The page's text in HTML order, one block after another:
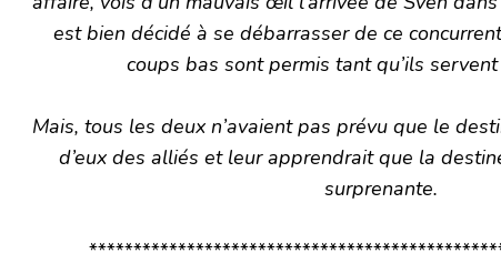
est bien décidé à se débarrasser de ce
coups bas sont permis tant qu’ils
Mais, tous les deux n’avaient pas prévu que le
d’eux des alliés et leur apprendrait que la
surprenante.